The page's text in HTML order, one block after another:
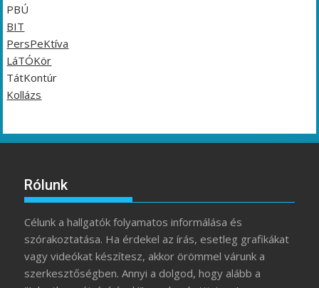
PBÚ
BIT
PersPeKtíva
LáTÓKör
TátKontúr
Kollázs
Rólunk
Célunk a hallgatók folyamatos informálása és
szórakoztatása. Ha érdekel az írás, esetleg grafikákat
vagy videókat készítesz, akkor örömmel várunk a
szerkesztőségben. Annyi a dolgod, hogy alább a